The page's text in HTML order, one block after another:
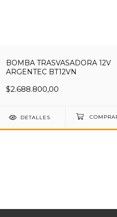
BOMBA TRASVASADORA 12V
ARGENTEC BT12VN
$2.688.800,00
DETALLES